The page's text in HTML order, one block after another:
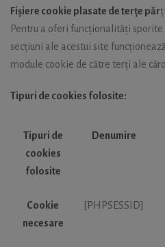
Fișiere cookie plasate de terțe părți
Pentru a oferi funcționalități
secțiuni ale acestui site
module cookie de către terți ale
Tipuri de cookies folosite:
Tipuri de
cookies
folosite
Denumire
Cookie
necesare
[PHPSESSID]